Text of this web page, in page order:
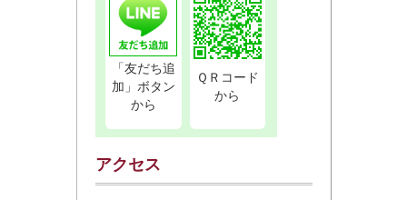
「友だち追
加」ボタン
から
ＱＲコード
から
アクセス